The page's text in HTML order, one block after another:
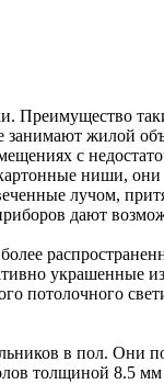
Преимущество
жилой
с
ниши,
лучом,
дают
украшенные
потолочного
в пол. Они
толщиной 8.5 мм